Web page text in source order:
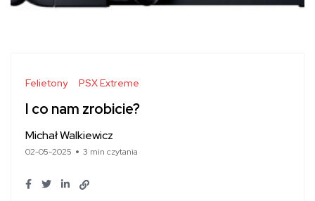
Felietony PSX Extreme
I co nam zrobicie?
Michał Walkiewicz
02-05-2025 3 min czytania